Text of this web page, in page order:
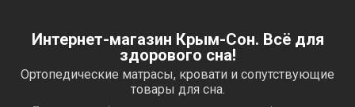
Интернет-магазин Крым-Сон. Всё для
здорового сна!
Ортопедические матрасы, кровати и сопутствующие
товары для сна.